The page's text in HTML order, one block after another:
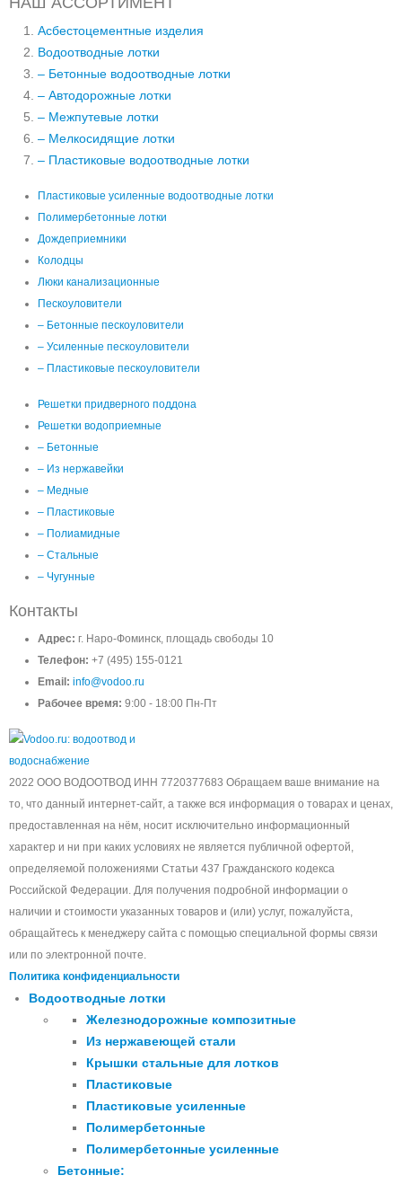
Асбестоцементные изделия
Водоотводные лотки
– Бетонные водоотводные лотки
– Автодорожные лотки
– Межпутевые лотки
– Мелкосидящие лотки
– Пластиковые водоотводные лотки
Пластиковые усиленные водоотводные лотки
Полимербетонные лотки
Дождеприемники
Колодцы
Люки канализационные
Пескоуловители
– Бетонные пескоуловители
– Усиленные пескоуловители
– Пластиковые пескоуловители
Решетки придверного поддона
Решетки водоприемные
– Бетонные
– Из нержавейки
– Медные
– Пластиковые
– Полиамидные
– Стальные
– Чугунные
Контакты
Адрес: г. Наро-Фоминск, площадь свободы 10
Телефон: +7 (495) 155-0121
Email: info@vodoo.ru
Рабочее время: 9:00 - 18:00 Пн-Пт
2022 ООО ВОДООТВОД ИНН 7720377683 Обращаем ваше внимание на
то, что данный интернет-сайт, а также вся информация о товарах и ценах,
предоставленная на нём, носит исключительно информационный
характер и ни при каких условиях не является публичной офертой,
определяемой положениями Статьи 437 Гражданского кодекса
Российской Федерации. Для получения подробной информации о
наличии и стоимости указанных товаров и (или) услуг, пожалуйста,
обращайтесь к менеджеру сайта с помощью специальной формы связи
или по электронной почте.
Политика конфиденциальности
Водоотводные лотки
Железнодорожные композитные
Из нержавеющей стали
Крышки стальные для лотков
Пластиковые
Пластиковые усиленные
Полимербетонные
Полимербетонные усиленные
Бетонные: